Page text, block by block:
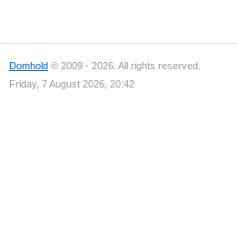
Domhold © 2009 - 2026. All rights reserved.
Friday, 7 August 2026, 20:42